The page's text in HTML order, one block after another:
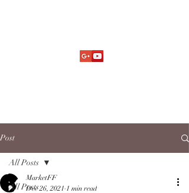
Post
All Posts
All Posts
MarketFF
Dec 26, 2021 1 min read